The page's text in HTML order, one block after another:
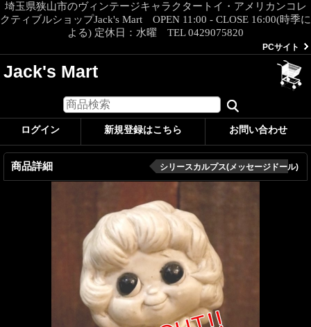
埼玉県狭山市のヴィンテージキャラクタートイ・アメリカンコレ
クティブルショップJack's Mart OPEN 11:00 - CLOSE 16:00(時季に
よる) 定休日：水曜 TEL 0429075820
PCサイト
Jack's Mart
ログイン 新規登録はこちら お問い合わせ
商品詳細 シリースカルプス(メッセージドール)